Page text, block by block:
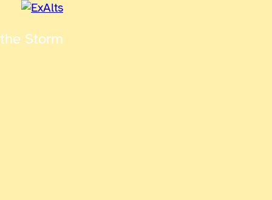
Storm